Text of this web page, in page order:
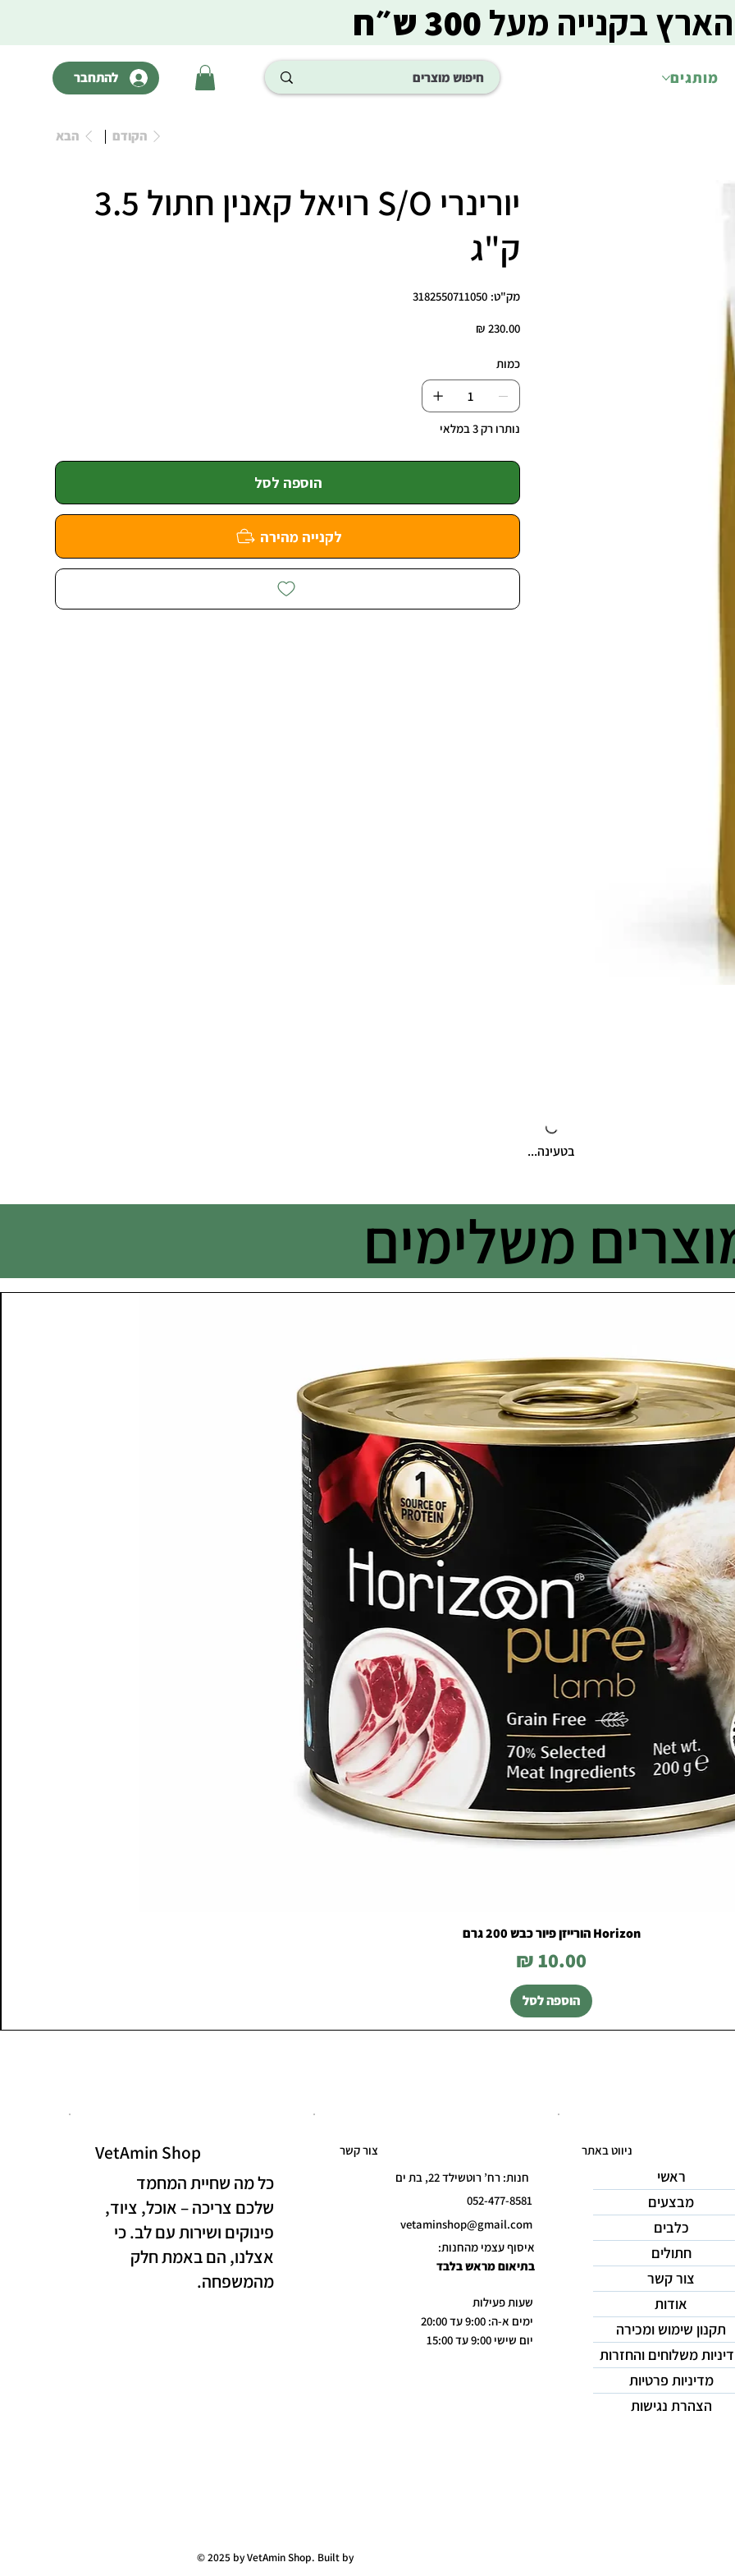
מותגים להתחבר
בקנייה מעל300 ש״ח
הקודם הבא
יורינרי S/O רויאל קאנין חתול 3.5
ק"ג
מק"ט:
מק"ט
3182550711050
3182550711050
מחיר ‏230.00 ‏₪
כמות
נותרו רק 3 במלאי
הוספה לסל
לקנייה מהירה
בטעינה...
משלימים
Horizon הורייזן פיור כבש 200 גרם
מחיר
הוספה לסל
VetAmin Shop
כל מה שחיית המחמד
שלכם צריכה – אוכל, ציוד,
פינוקים ושירות עם לב. כי
אצלנו, הם באמת חלק
מהמשפחה.
חנות: רח’ רוטשילד 22, בת ים
052-477-8581
vetaminshop@gmail.com
איסוף עצמי מהחנות:
בתיאום מראש בלבד
שעות פעילות
ימים א-ה: 9:00 עד 20:00
יום שישי 9:00 עד 15:00
צור קשר ניווט באתר
ראשי
מבצעים
כלבים
חתולים
צור קשר
אודות
תקנון שימוש ומכירה
משלוחים והחזרות
מדיניות פרטיות
הצהרת נגישות
© 2025 by VetAmin Shop. Built by